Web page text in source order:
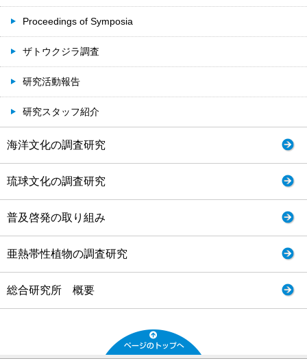
Proceedings of Symposia
ザトウクジラ調査
研究活動報告
研究スタッフ紹介
海洋文化の調査研究
琉球文化の調査研究
普及啓発の取り組み
亜熱帯性植物の調査研究
総合研究所 概要